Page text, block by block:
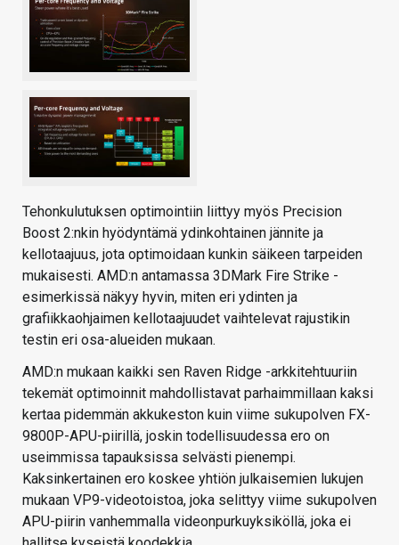
Tehonkulutuksen optimointiin liittyy myös Precision
Boost 2:nkin hyödyntämä ydinkohtainen jännite ja
kellotaajuus, jota optimoidaan kunkin säikeen tarpeiden
mukaisesti. AMD:n antamassa 3DMark Fire Strike -
esimerkissä näkyy hyvin, miten eri ydinten ja
grafiikkaohjaimen kellotaajuudet vaihtelevat rajustikin
testin eri osa-alueiden mukaan.
AMD:n mukaan kaikki sen Raven Ridge -arkkitehtuuriin
tekemät optimoinnit mahdollistavat parhaimmillaan kaksi
kertaa pidemmän akkukeston kuin viime sukupolven FX-
9800P-APU-piirillä, joskin todellisuudessa ero on
useimmissa tapauksissa selvästi pienempi.
Kaksinkertainen ero koskee yhtiön julkaisemien lukujen
mukaan VP9-videotoistoa, joka selittyy viime sukupolven
APU-piirin vanhemmalla videonpurkuyksiköllä, joka ei